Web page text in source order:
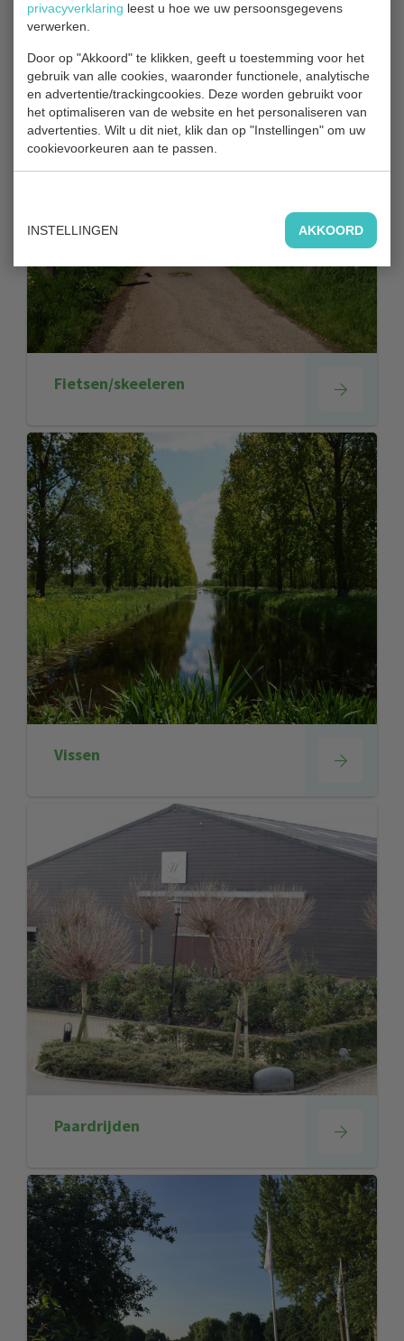
privacyverklaring leest u hoe we uw persoonsgegevens
verwerken.
Door op "Akkoord" te klikken, geeft u toestemming voor het
gebruik van alle cookies, waaronder functionele, analytische
en advertentie/trackingcookies. Deze worden gebruikt voor
het optimaliseren van de website en het personaliseren van
advertenties. Wilt u dit niet, klik dan op "Instellingen" om uw
cookievoorkeuren aan te passen.
INSTELLINGEN AKKOORD
Wandelen
Fietsen/skeeleren
Vissen
Paardrijden